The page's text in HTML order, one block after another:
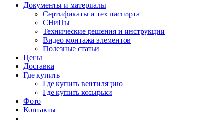
Документы и материалы
Сертификаты и тех.паспорта
СНиПы
Технические решения и инструкции
Видео монтажа элементов
Полезные статьи
Цены
Доставка
Где купить
Где купить вентиляцию
Где купить козырьки
Фото
Контакты